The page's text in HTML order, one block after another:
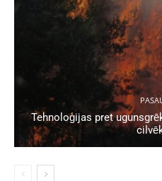
Tehnoloģijas pret